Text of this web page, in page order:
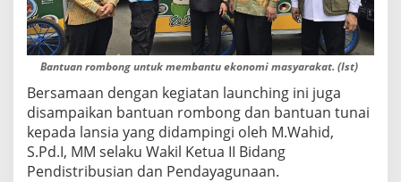
Bantuan rombong untuk membantu ekonomi masyarakat. (Ist)
Bersamaan dengan kegiatan launching ini juga
disampaikan bantuan rombong dan bantuan tunai
kepada lansia yang didampingi oleh M.Wahid,
S.Pd.I, MM selaku Wakil Ketua II Bidang
Pendistribusian dan Pendayagunaan.